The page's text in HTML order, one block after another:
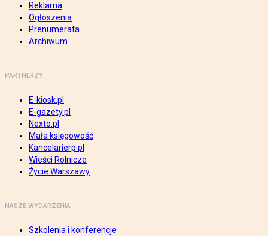
Reklama
Ogłoszenia
Prenumerata
Archiwum
PARTNERZY
E-kiosk.pl
E-gazety.pl
Nexto.pl
Mała księgowość
Kancelarierp.pl
Wieści Rolnicze
Życie Warszawy
NASZE WYDARZENIA
Szkolenia i konferencje